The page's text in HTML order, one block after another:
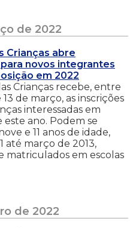
de 2022
Crianças abre
novos integrantes
em 2022
Crianças recebe, entre
13 de março, as inscrições
interessadas em
ano. Podem se
e 11 anos de idade,
até março de 2013,
matriculados em escolas
de 2022